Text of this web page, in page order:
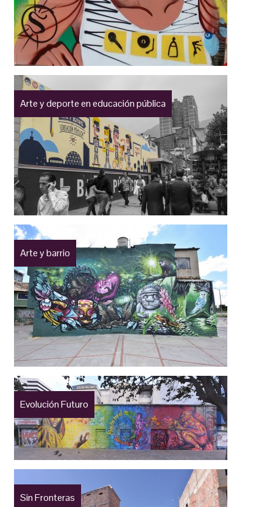
Arte y deporte en educación pública
Arte y barrio
Evolución Futuro
Sin Fronteras